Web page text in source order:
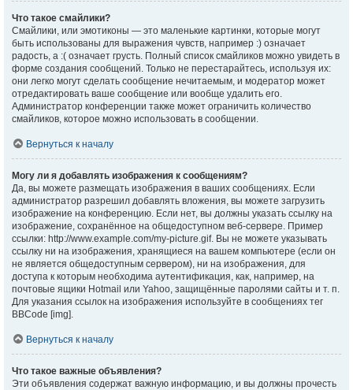
Что такое смайлики?
Смайлики, или эмотиконы — это маленькие картинки, которые могут
быть использованы для выражения чувств, например :) означает
радость, а :( означает грусть. Полный список смайликов можно увидеть в
форме создания сообщений. Только не перестарайтесь, используя их:
они легко могут сделать сообщение нечитаемым, и модератор может
отредактировать ваше сообщение или вообще удалить его.
Администратор конференции также может ограничить количество
смайликов, которое можно использовать в сообщении.
Вернуться к началу
Могу ли я добавлять изображения к сообщениям?
Да, вы можете размещать изображения в ваших сообщениях. Если
администратор разрешил добавлять вложения, вы можете загрузить
изображение на конференцию. Если нет, вы должны указать ссылку на
изображение, сохранённое на общедоступном веб-сервере. Пример
ссылки: http://www.example.com/my-picture.gif. Вы не можете указывать
ссылку ни на изображения, хранящиеся на вашем компьютере (если он
не является общедоступным сервером), ни на изображения, для
доступа к которым необходима аутентификация, как, например, на
почтовые ящики Hotmail или Yahoo, защищённые паролями сайты и т. п.
Для указания ссылок на изображения используйте в сообщениях тег
BBCode [img].
Вернуться к началу
Что такое важные объявления?
Эти объявления содержат важную информацию, и вы должны прочесть